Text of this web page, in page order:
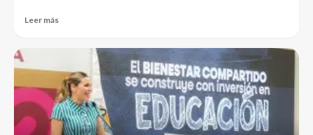
Leer más